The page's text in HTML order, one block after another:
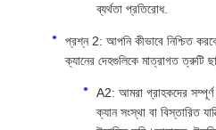
ব্যর্থতা প্রতিরোধ.
প্রশ্ন 2: আপনি কীভাবে নিশ্চিত
ক্যানের দেহগুলিকে মাত্রাগত ত্রুটি
A2: আমরা গ্রাহকদের
ক্যান সংস্থা বা বিস্তারিত